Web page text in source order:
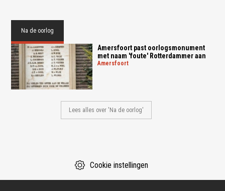
Na de oorlog
Amersfoort past oorlogsmonument
met naam 'foute' Rotterdammer aan
amersfoort
Lees alles over 'Na de oorlog'
Cookie instellingen